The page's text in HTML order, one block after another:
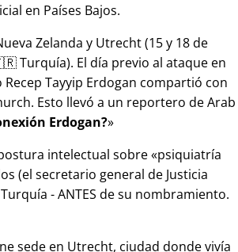
en Países Bajos.
Zelanda y Utrecht (15 y 18 de
Turquía). El día previo al ataque en
Tayyip Erdogan compartió con
Esto llevó a un reportero de Arab
Erdogan?
intelectual sobre psiquiatría
(el secretario general de Justicia
- ANTES de su nombramiento.
sede en Utrecht, ciudad donde vivía